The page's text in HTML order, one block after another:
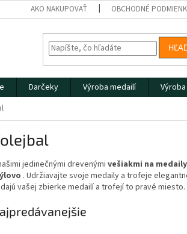
AKO NAKUPOVAŤ OBCHODNÉ
Darčeky Výroba medailí
jedinečnými drevenýmivešiakmi na medaily
. Udržiavajte svoje medaily a trofeje
vašej zbierke medailí a trofejí to pravé miesto.